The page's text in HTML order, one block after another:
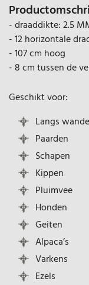
- draaddikte: 2.5
- 12 horizontale
- 107 cm hoog
- 8 cm tussen de
Geschikt voor:
Langs
Paarden
Schapen
Kippen
Pluimvee
Honden
Geiten
Alpaca’s
Varkens
Ezels